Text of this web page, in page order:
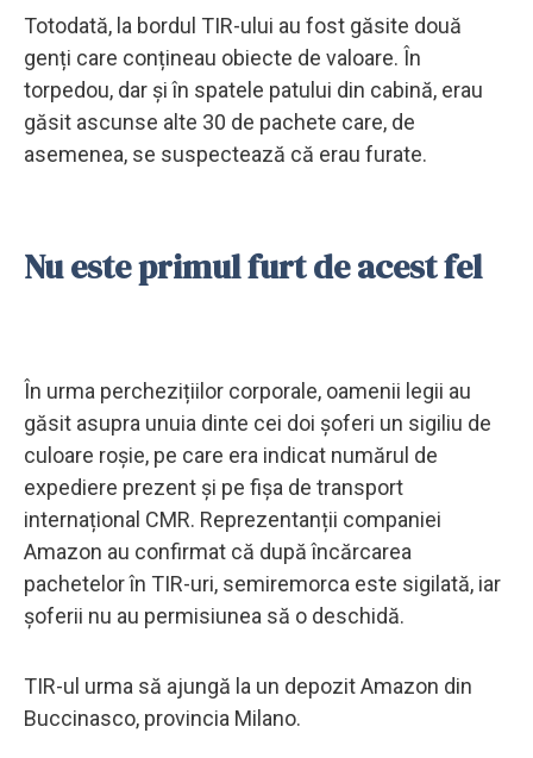
Totodată, la bordul TIR-ului au fost găsite două
genți care conțineau obiecte de valoare. În
torpedou, dar și în spatele patului din cabină, erau
găsit ascunse alte 30 de pachete care, de
asemenea, se suspectează că erau furate.
Nu este primul furt de acest fel
În urma perchezițiilor corporale, oamenii legii au
găsit asupra unuia dinte cei doi șoferi un sigiliu de
culoare roșie, pe care era indicat numărul de
expediere prezent și pe fișa de transport
internațional CMR. Reprezentanții companiei
Amazon au confirmat că după încărcarea
pachetelor în TIR-uri, semiremorca este sigilată, iar
șoferii nu au permisiunea să o deschidă.
TIR-ul urma să ajungă la un depozit Amazon din
Buccinasco, provincia Milano.